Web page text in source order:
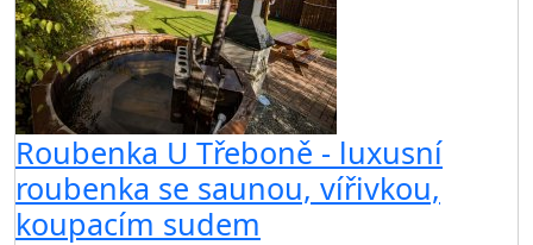
Roubenka U Třeboně - luxusní
roubenka se saunou, vířivkou,
koupacím sudem